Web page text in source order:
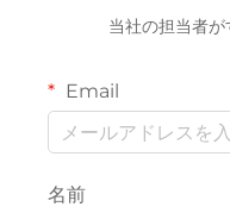
当社の担当者が
Email
名前